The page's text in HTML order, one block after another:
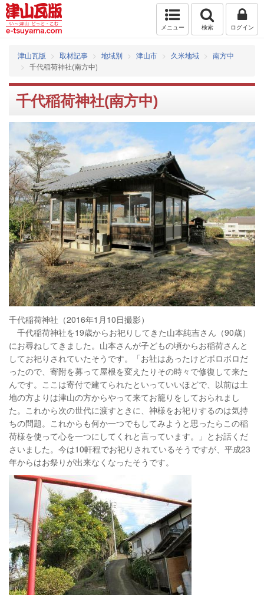
メニュー 検索 ログイン
津山瓦版 取材記事 地域別 津山市 久米地域
南方中
千代稲荷神社(南方中)
千代稲荷神社(南方中)
千代稲荷神社（2016年1月10日撮影）
千代稲荷神社を19歳からお祀りしてきた山本純吉さん（90歳）
にお尋ねしてきました。山本さんが子どもの頃からお稲荷さんと
してお祀りされていたそうです。「お社はあったけどボロボロだ
ったので、寄附を募って屋根を変えたりその時々で修復して来た
んです。ここは寄付で建てられたといっていいほどで、以前は土
地の方よりは津山の方からやって来てお籠りをしておられまし
た。これから次の世代に渡すときに、神様をお祀りするのは気持
ちの問題。これからも何か一つでもしてみようと思ったらこの稲
荷様を使って心を一つにしてくれと言っています。」とお話くだ
さいました。今は10軒程でお祀りされているそうですが、平成23
年からはお祭りが出来なくなったそうです。